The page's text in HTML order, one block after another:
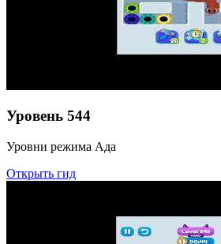
Уровень 544
Уровни режима Ада
Открыть гид